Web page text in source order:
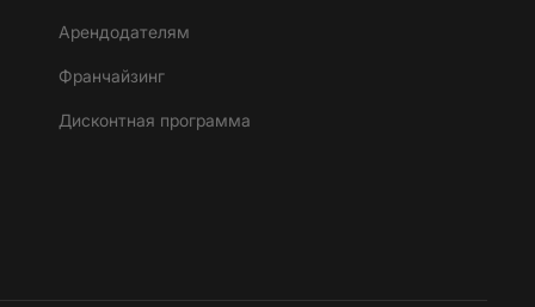
Арендодателям
Франчайзинг
Дисконтная программа